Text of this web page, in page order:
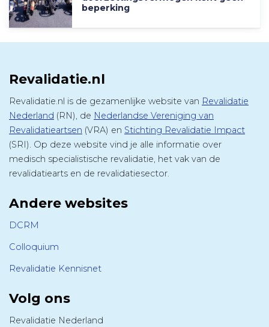
beperking
Revalidatie.nl
Revalidatie.nl is de gezamenlijke website van Revalidatie
Nederland (RN), de Nederlandse Vereniging van
Revalidatieartsen (VRA) en Stichting Revalidatie Impact
(SRI). Op deze website vind je alle informatie over
medisch specialistische revalidatie, het vak van de
revalidatiearts en de revalidatiesector.
Andere websites
DCRM
Colloquium
Revalidatie Kennisnet
Volg ons
Revalidatie Nederland